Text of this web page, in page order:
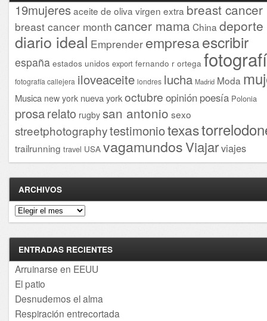
19mujeresaceite de oliva virgen extra breast cancer
breast cancer month cancer mama China deporte
diario ideal Emprender empresaescribir
españa estados unidos export fernando r ortega
fotografía callejera iloveaceite londres lucha Madrid Moda
Musica new york nueva yorkoctubre opinión poesía Polonia
prosarelato rugby san antonio sexo
streetphotographytestimoniotexas
trailrunning travel USA vagamundosViajarviajes
ARCHIVOS
Archivos
ENTRADAS RECIENTES
Arruinarse en EEUU
El patio
Desnudemos el alma
Respiración entrecortada